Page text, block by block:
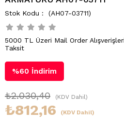
(AH07-03711)
5000 TL Üzeri Mail Order
Taksit
%60 İndirim
₺2.030,40 (KDV Dahil)
₺812,16 (KDV Dahil)